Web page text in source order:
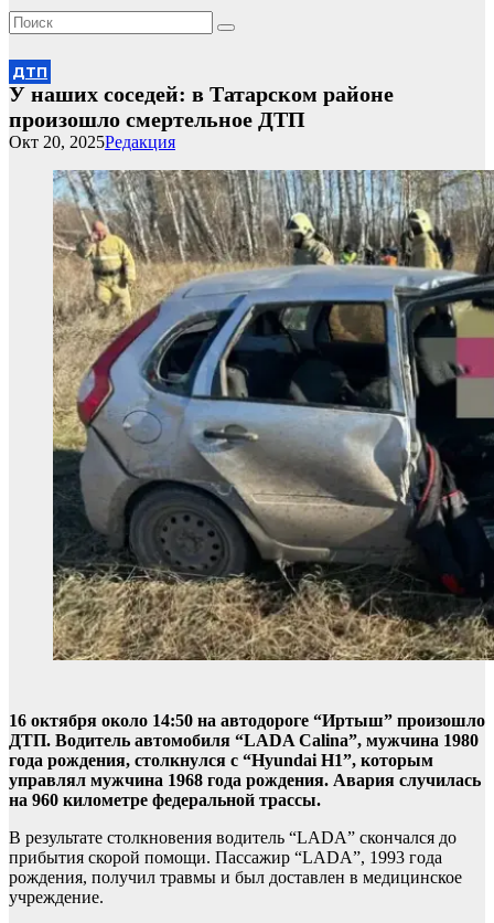
ДТП
У наших соседей: в Татарском районе
произошло смертельное ДТП
Редакция
Окт 20, 2025
16 октября около 14:50 на автодороге “Иртыш” произошло
ДТП. Водитель автомобиля “LADA Calina”, мужчина 1980
года рождения, столкнулся с “Hyundai Н1”, которым
управлял мужчина 1968 года рождения. Авария случилась
на 960 километре федеральной трассы.
В результате столкновения водитель “LADA” скончался до
прибытия скорой помощи. Пассажир “LADA”, 1993 года
рождения, получил травмы и был доставлен в медицинское
учреждение.